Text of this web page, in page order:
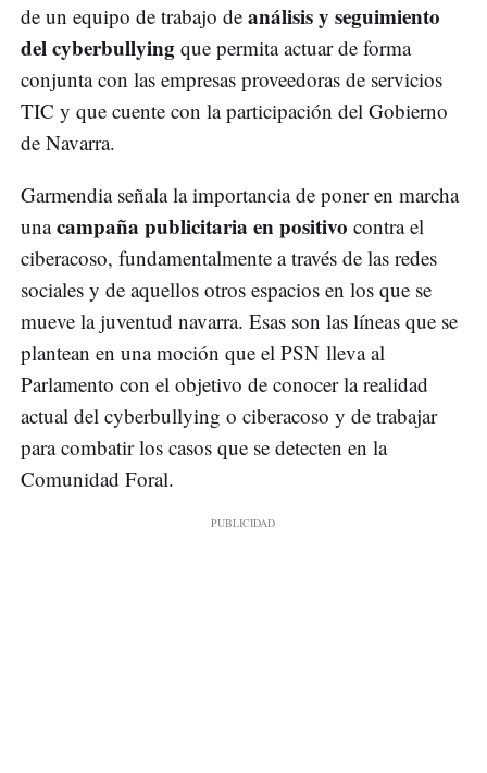
de un equipo de trabajo de análisis y seguimiento
del cyberbullying que permita actuar de forma
conjunta con las empresas proveedoras de servicios
TIC y que cuente con la participación del Gobierno
de Navarra.
Garmendia señala la importancia de poner en marcha
unacampaña publicitaria en positivo contra el
ciberacoso, fundamentalmente a través de las redes
sociales y de aquellos otros espacios en los que se
mueve la juventud navarra. Esas son las líneas que se
plantean en una moción que el PSN lleva al
Parlamento con el objetivo de conocer la realidad
actual del cyberbullying o ciberacoso y de trabajar
para combatir los casos que se detecten en la
Comunidad Foral.